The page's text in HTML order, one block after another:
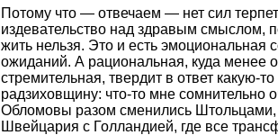
Потому что — отвечаем — нет сил
издевательство над здравым смыслом,
жить нельзя. Это и есть
ожиданий. А рациональная, куда менее
стремительная, твердит в ответ какую-
радзиховщину: что-то мне сомнительно
Обломовы разом сменились Штольцами,
Швейцария с Голландией, где все